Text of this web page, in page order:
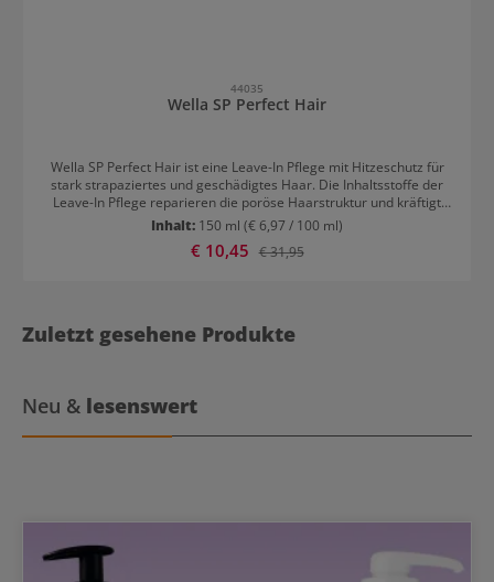
44035
Wella SP Perfect Hair
Wella SP Perfect Hair ist eine Leave-In Pflege mit Hitzeschutz für
stark strapaziertes und geschädigtes Haar. Die Inhaltsstoffe der
Leave-In Pflege reparieren die poröse Haarstruktur und kräftigt
diese. Durch den integrierten Hitzeschutz werden die Haare vor
erneuten Beschädigungen durch Hitze geschützt. Anwendung der
Wella SP Perfect Hair Leave-In Pflege: Vor dem Föhnen die Pflege in
Inhalt: 150 ml (€ 6,97 / 100 ml)
Verkaufspreis:
€ 10,45 Regulärer Preis:
€ 31,95
Zuletzt gesehene Produkte
Neu & lesenswert